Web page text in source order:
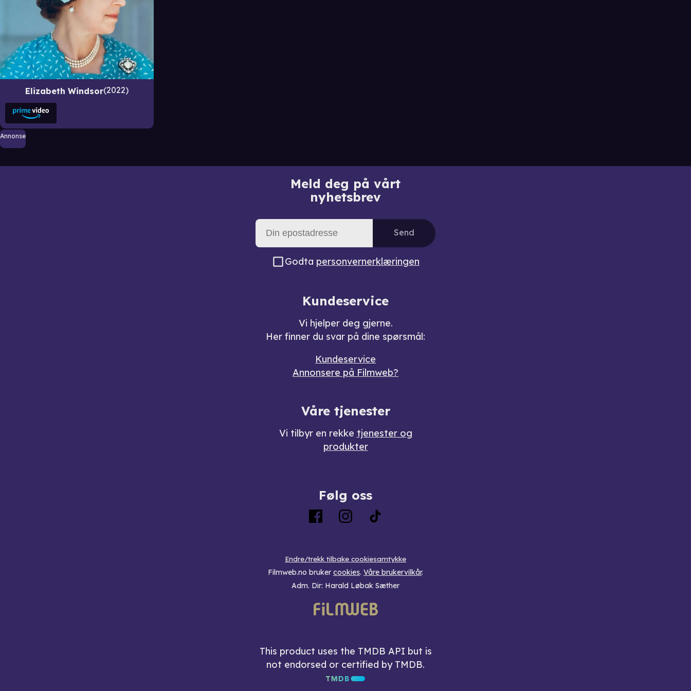
Elizabeth Windsor 2022
Annonse
Meld deg på vårt
nyhetsbrev
Send
Godta personvernerklæringen
Kundeservice
Vi hjelper deg gjerne.
Her finner du svar på dine spørsmål:
Kundeservice
Annonsere på Filmweb?
Våre tjenester
Vi tilbyr en rekke tjenester og
produkter
Følg oss
Endre/trekk tilbake cookiesamtykke
Filmweb.no bruker cookies. Våre brukervilkår.
Adm. Dir: Harald Løbak Sæther
This product uses the TMDB API but is
not endorsed or certified by TMDB.